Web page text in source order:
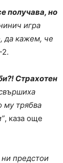
получава, но
игра
да кажем, че
2.
Страхотен
му трябва
, каза още
ни предстои